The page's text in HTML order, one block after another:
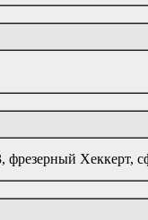
Хеккерт,